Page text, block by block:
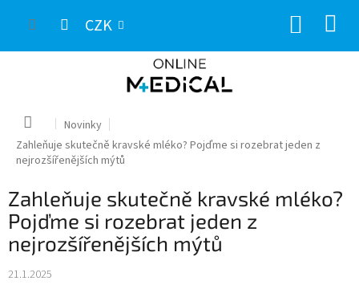
CZK
Domů
Novinky
Zahleňuje skutečně kravské mléko? Pojďme si rozebrat jeden z
nejrozšířenějších mýtů
Zahleňuje skutečně kravské mléko?
Pojďme si rozebrat jeden z
nejrozšířenějších mýtů
21.1.2025